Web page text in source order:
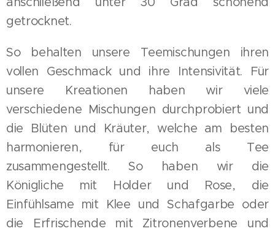
getrocknet.
So behalten unsere Teemischungen ihren
vollen Geschmack und ihre Intensivität. Für
unsere Kreationen haben wir viele
verschiedene Mischungen durchprobiert und
die Blüten und Kräuter, welche am besten
harmonieren, für euch als Tee
zusammengestellt. So haben wir die
Königliche mit Holder und Rose, die
Einfühlsame mit Klee und Schafgarbe oder
die Erfrischende mit Zitronenverbene und